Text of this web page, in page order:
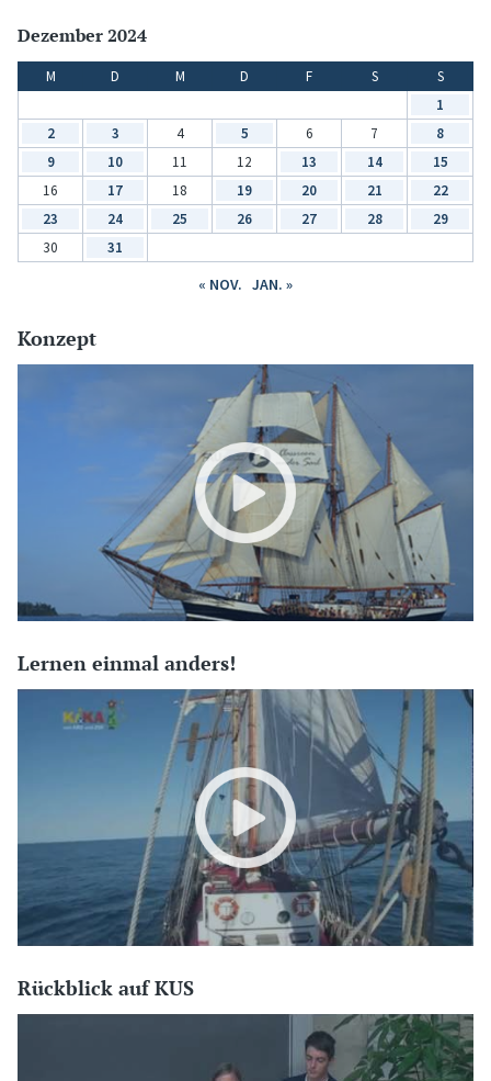
Dezember 2024
M D M D F S
S
1
2
3 4 5 6 7
8
9
10 11 12 13 14
15
16
17 18 19 20 21
22
23
24 25 26 27 28
29
30
31
« NOV. JAN. »
Konzept
Lernen einmal anders!
Rückblick auf KUS